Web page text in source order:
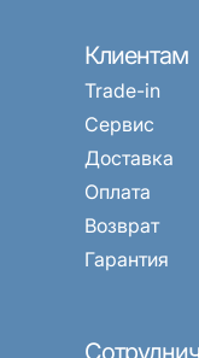
написать нам на
Клиентам
Trade-in
Сервис
Доставка
Оплата
Возврат
Гарантия